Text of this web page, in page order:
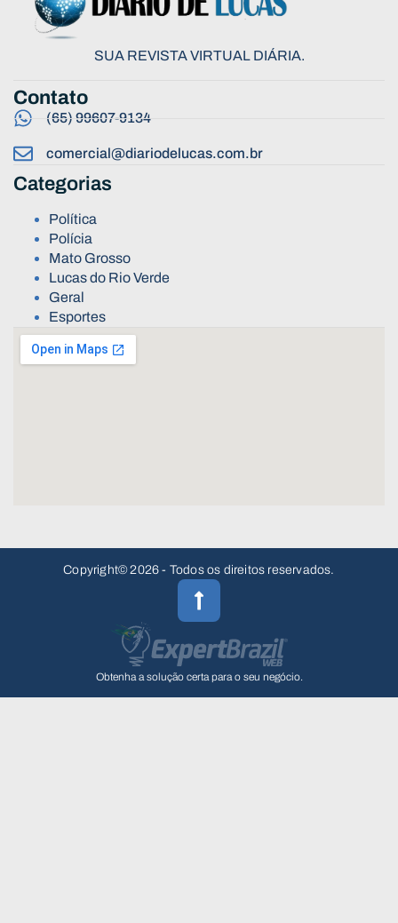
SUA REVISTA VIRTUAL DIÁRIA.
Contato
(65) 99607-9134
comercial@diariodelucas.com.br
Categorias
Política
Polícia
Mato Grosso
Lucas do Rio Verde
Geral
Esportes
Copyright© 2026 - Todos os direitos reservados.
Obtenha a solução certa para o seu negócio.